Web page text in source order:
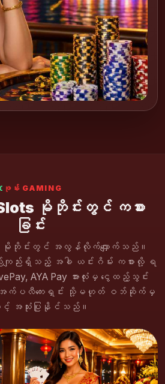
ဖုန်း GAMING
မိုဘိုင်းတွင် ကစား
ခြင်း
ည် မိုဘိုင်းတွင် အလွန်လိုက်လျှောက်သည်။
ည်းကျည်းရှိသည့် အခါ ယင်းဂိမ်း ကစားလို့ ရ
AYA Pay အားလုံးမှ ငွေထည့်သွင်း
က်ပလီကေးရှင်း သို့မဟုတ် ဝဘ်ဆိုက်မှ
အသုံးပြုနိုင်သည်။